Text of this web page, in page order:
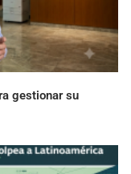
gestionar su